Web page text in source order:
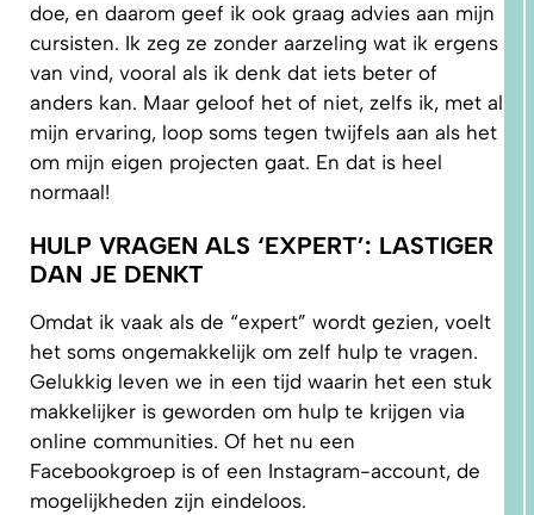
doe, en daarom geef ik ook graag advies aan mijn
cursisten. Ik zeg ze zonder aarzeling wat ik ergens
van vind, vooral als ik denk dat iets beter of
anders kan. Maar geloof het of niet, zelfs ik, met al
mijn ervaring, loop soms tegen twijfels aan als het
om mijn eigen projecten gaat. En dat is heel
normaal!
HULP VRAGEN ALS ‘EXPERT’: LASTIGER
DAN JE DENKT
Omdat ik vaak als de “expert” wordt gezien, voelt
het soms ongemakkelijk om zelf hulp te vragen.
Gelukkig leven we in een tijd waarin het een stuk
makkelijker is geworden om hulp te krijgen via
online communities. Of het nu een
Facebookgroep is of een Instagram-account, de
mogelijkheden zijn eindeloos.